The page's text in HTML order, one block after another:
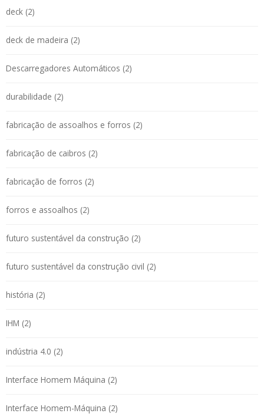
deck (2)
deck de madeira (2)
Descarregadores Automáticos (2)
durabilidade (2)
fabricação de assoalhos e forros (2)
fabricação de caibros (2)
fabricação de forros (2)
forros e assoalhos (2)
futuro sustentável da construção (2)
futuro sustentável da construção civil (2)
história (2)
IHM (2)
indústria 4.0 (2)
Interface Homem Máquina (2)
Interface Homem-Máquina (2)